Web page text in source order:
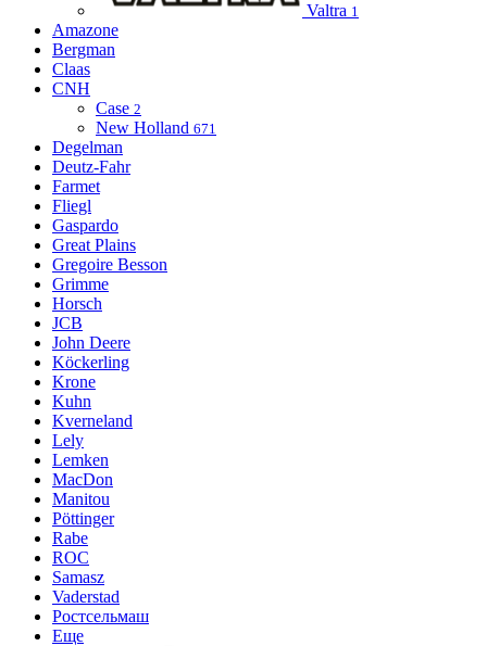
Valtra 1
Amazone
Bergman
Claas
CNH
Case 2
New Holland 671
Degelman
Deutz-Fahr
Farmet
Fliegl
Gaspardo
Great Plains
Gregoire Besson
Grimme
Horsch
JCB
John Deere
Köckerling
Krone
Kuhn
Kverneland
Lely
Lemken
MacDon
Manitou
Pöttinger
Rabe
ROC
Samasz
Vaderstad
Ростсельмаш
Еще